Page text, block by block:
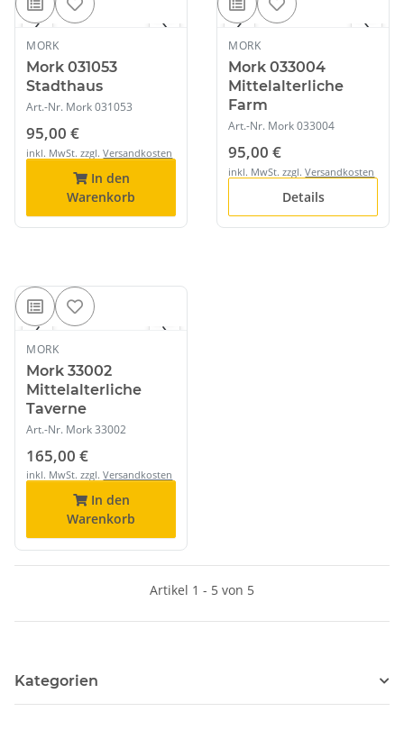
AUF LAGER
‹ ›
MORK
Mork 031053
Stadthaus
Art.-Nr. Mork 031053
95,00 €
inkl. MwSt. zzgl.Versandkosten
In den
Warenkorb
AUSVERKAUFT
‹ ›
MORK
Mork 033004
Mittelalterliche
Farm
Art.-Nr. Mork 033004
95,00 €
inkl. MwSt. zzgl.Versandkosten
Details
AUF LAGER
‹ ›
MORK
Mork 33002
Mittelalterliche
Taverne
Art.-Nr. Mork 33002
165,00 €
inkl. MwSt. zzgl.Versandkosten
In den
Warenkorb
Artikel 1 - 5 von 5
Kategorien